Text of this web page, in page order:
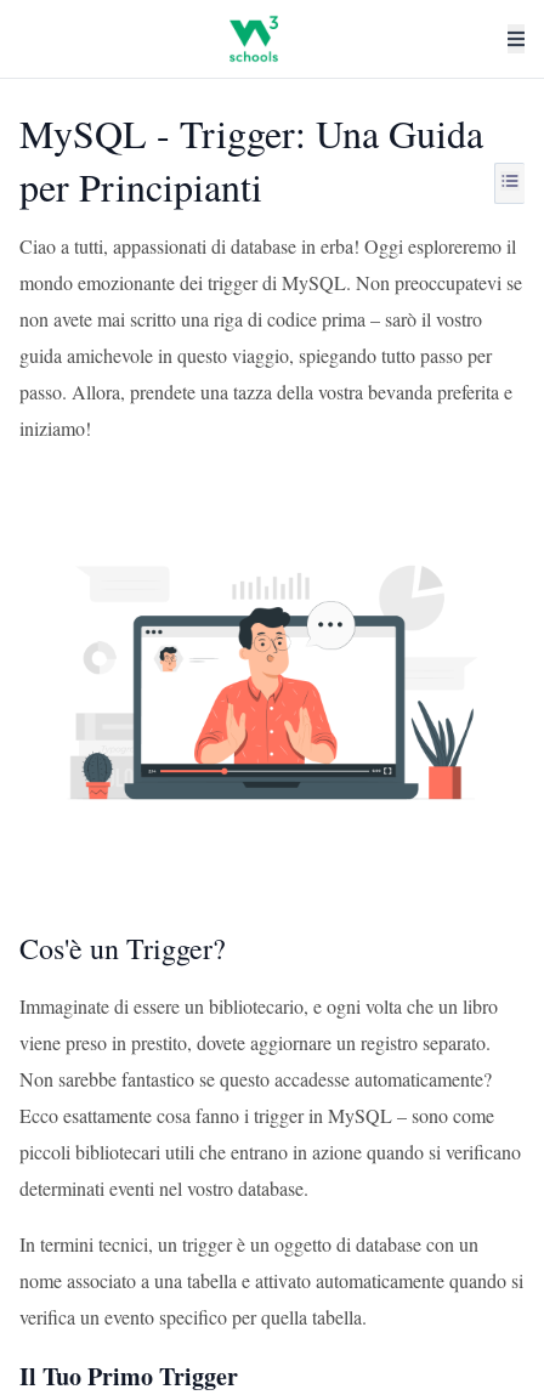
MySQL - Trigger: Una Guida
per Principianti
Ciao a tutti, appassionati di database in erba! Oggi esploreremo il
mondo emozionante dei trigger di MySQL. Non preoccupatevi se
non avete mai scritto una riga di codice prima – sarò il vostro
guida amichevole in questo viaggio, spiegando tutto passo per
passo. Allora, prendete una tazza della vostra bevanda preferita e
iniziamo!
Cos'è un Trigger?
Immaginate di essere un bibliotecario, e ogni volta che un libro
viene preso in prestito, dovete aggiornare un registro separato.
Non sarebbe fantastico se questo accadesse automaticamente?
Ecco esattamente cosa fanno i trigger in MySQL – sono come
piccoli bibliotecari utili che entrano in azione quando si verificano
determinati eventi nel vostro database.
In termini tecnici, un trigger è un oggetto di database con un
nome associato a una tabella e attivato automaticamente quando si
verifica un evento specifico per quella tabella.
Il Tuo Primo Trigger